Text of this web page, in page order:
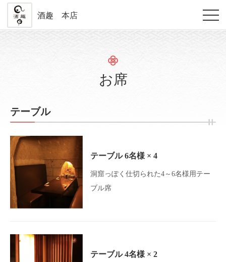
酒趣 本店
お席
テーブル
テーブル6名様 × 4
洞窟っぽく仕切られた4～6名様用テー
ブル席
テーブル4名様 × 2